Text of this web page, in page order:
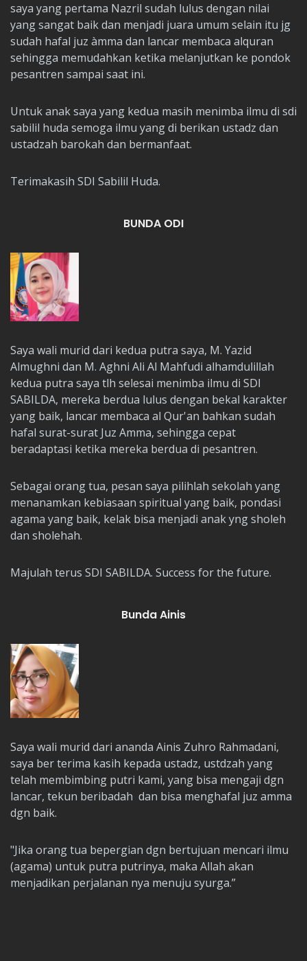
saya yang pertama Nazril sudah lulus dengan nilai
yang sangat baik dan menjadi juara umum selain itu jg
sudah hafal juz àmma dan lancar membaca alquran
sehingga memudahkan ketika melanjutkan ke pondok
pesantren sampai saat ini.
Untuk anak saya yang kedua masih menimba ilmu di sdi
sabilil huda semoga ilmu yang di berikan ustadz dan
ustadzah barokah dan bermanfaat.
Terimakasih SDI Sabilil Huda.
BUNDA ODI
Saya wali murid dari kedua putra saya, M. Yazid
Almughni dan M. Aghni Ali Al Mahfudi alhamdulillah
kedua putra saya tlh selesai menimba ilmu di SDI
SABILDA, mereka berdua lulus dengan bekal karakter
yang baik, lancar membaca al Qur'an bahkan sudah
hafal surat-surat Juz Amma, sehingga cepat
beradaptasi ketika mereka berdua di pesantren.
Sebagai orang tua, pesan saya pilihlah sekolah yang
menanamkan kebiasaan spiritual yang baik, pondasi
agama yang baik, kelak bisa menjadi anak yng sholeh
dan sholehah.
Majulah terus SDI SABILDA. Success for the future.
Bunda Ainis
Saya wali murid dari ananda Ainis Zuhro Rahmadani,
saya ber terima kasih kepada ustadz, ustdzah yang
telah membimbing putri kami, yang bisa mengaji dgn
lancar, tekun beribadah dan bisa menghafal juz amma
dgn baik.
"Jika orang tua bepergian dgn bertujuan mencari ilmu
(agama) untuk putra putrinya, maka Allah akan
menjadikan perjalanan nya menuju syurga.”